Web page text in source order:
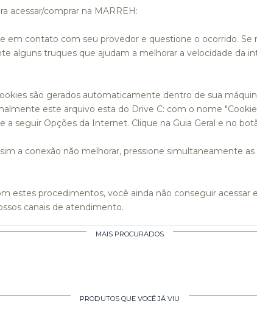
acessar/comprar na MARREH:
em contato com seu provedor e questione o ocorrido.
alguns truques que ajudam a melhorar a velocidade da
são gerados automaticamente dentro de sua
este arquivo esta do Drive C: com o nome
a seguir Opções da Internet. Clique na Guia Geral e no
a conexão não melhorar, pressione simultaneamente
estes procedimentos, você ainda não conseguir acessar
canais de atendimento.
MAIS PROCURADOS
PRODUTOS QUE VOCÊ JÁ VIU